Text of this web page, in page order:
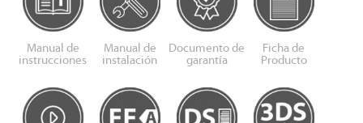
Manual de
instrucciones
Manual de
instalación
Documento de
garantía
Ficha de
Producto